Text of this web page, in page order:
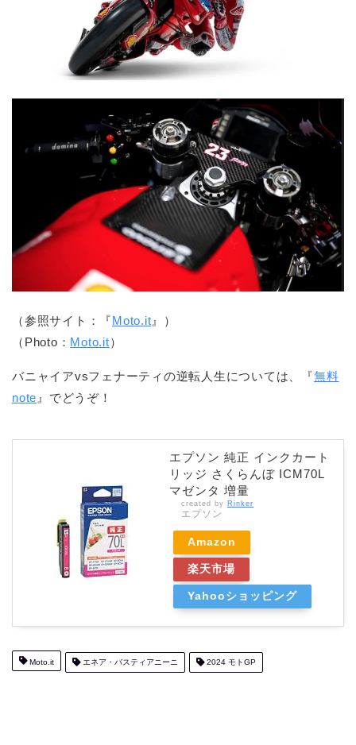
（参照サイト：『Moto.it 』）
（Photo： Moto.it）
バニャイアvsフェナーティの逆転人生については、『無料
note 』でどうぞ！
エプソン 純正 インクカート
リッジ さくらんぼ ICM70L
マゼンタ 増量
created by Rinker
エプソン
Amazon
楽天市場
Yahooショッピング
Moto.it エネア・バスティアニーニ 2024 モトGP